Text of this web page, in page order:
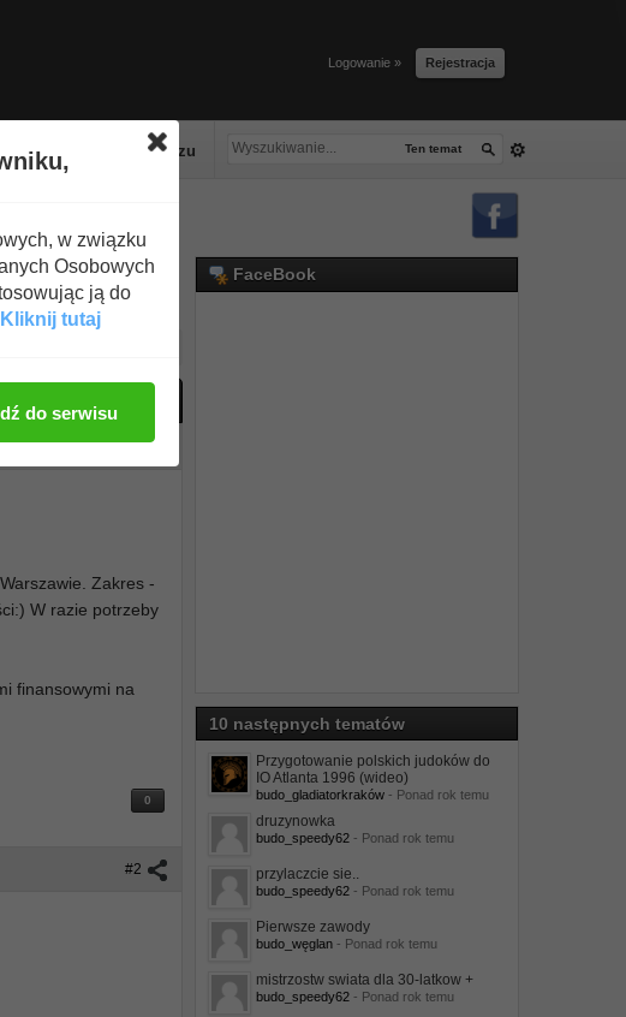
Logowanie » Rejestracja
Ten temat
Spalacze tłuszczu
#1
Zakres -
W razie potrzeby
finansowymi na
0
#2
FaceBook
10 następnych tematów
Przygotowanie polskich judoków do
IO Atlanta 1996 (wideo)
budo_gladiatorkraków- Ponad rok temu
druzynowka
budo_speedy62- Ponad rok temu
przylaczcie sie..
budo_speedy62- Ponad rok temu
Pierwsze zawody
budo_węglan- Ponad rok temu
mistrzostw swiata dla 30-latkow +
budo_speedy62- Ponad rok temu
w związku
Osobowych
ją do
Kliknij tutaj
do serwisu